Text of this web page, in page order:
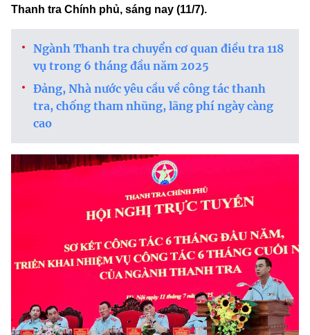
Thanh tra Chính phủ, sáng nay (11/7).
Ngành Thanh tra chuyển cơ quan điều tra 118
vụ trong 6 tháng đầu năm 2025
Đảng, Nhà nước yêu cầu về công tác thanh
tra, chống tham nhũng, lãng phí ngày càng
cao